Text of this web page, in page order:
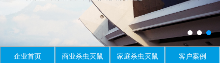
企业首页 商业杀虫灭鼠 家庭杀虫灭鼠 客户案例